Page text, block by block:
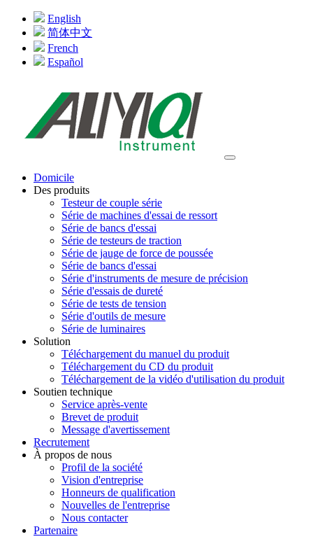
English
简体中文
French
Español
Domicile
Des produits
Testeur de couple série
Série de machines d'essai de ressort
Série de bancs d'essai
Série de testeurs de traction
Série de jauge de force de poussée
Série de bancs d'essai
Série d'instruments de mesure de précision
Série d'essais de dureté
Série de tests de tension
Série d'outils de mesure
Série de luminaires
Solution
Téléchargement du manuel du produit
Téléchargement du CD du produit
Téléchargement de la vidéo d'utilisation du produit
Soutien technique
Service après-vente
Brevet de produit
Message d'avertissement
Recrutement
À propos de nous
Profil de la société
Vision d'entreprise
Honneurs de qualification
Nouvelles de l'entreprise
Nous contacter
Partenaire